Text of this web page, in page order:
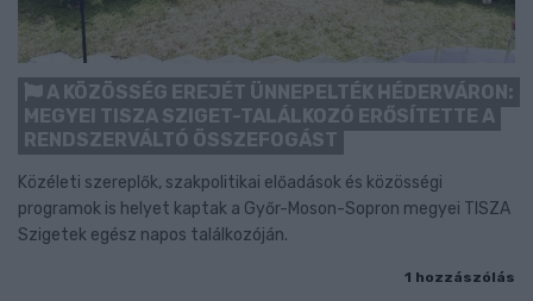
A KÖZÖSSÉG EREJÉT ÜNNEPELTÉK HÉDERVÁRON:
MEGYEI TISZA SZIGET-TALÁLKOZÓ ERŐSÍTETTE A
RENDSZERVÁLTÓ ÖSSZEFOGÁST
Közéleti szereplők, szakpolitikai előadások és közösségi
programok is helyet kaptak a Győr-Moson-Sopron megyei TISZA
Szigetek egész napos találkozóján.
1 hozzászólás